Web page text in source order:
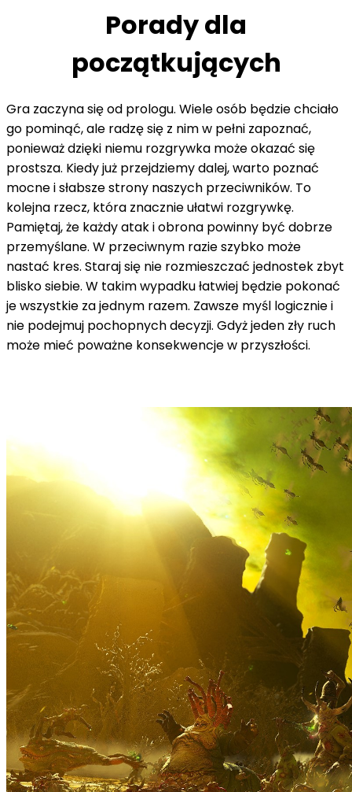
Porady dla
początkujących
Gra zaczyna się od prologu. Wiele osób będzie chciało
go pominąć, ale radzę się z nim w pełni zapoznać,
ponieważ dzięki niemu rozgrywka może okazać się
prostsza. Kiedy już przejdziemy dalej, warto poznać
mocne i słabsze strony naszych przeciwników. To
kolejna rzecz, która znacznie ułatwi rozgrywkę.
Pamiętaj, że każdy atak i obrona powinny być dobrze
przemyślane. W przeciwnym razie szybko może
nastać kres. Staraj się nie rozmieszczać jednostek zbyt
blisko siebie. W takim wypadku łatwiej będzie pokonać
je wszystkie za jednym razem. Zawsze myśl logicznie i
nie podejmuj pochopnych decyzji. Gdyż jeden zły ruch
może mieć poważne konsekwencje w przyszłości.